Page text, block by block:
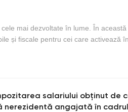
mai dezvoltate în lume. În
și fiscale pentru cei care activează
salariului obținut de
nerezidentă angajată în